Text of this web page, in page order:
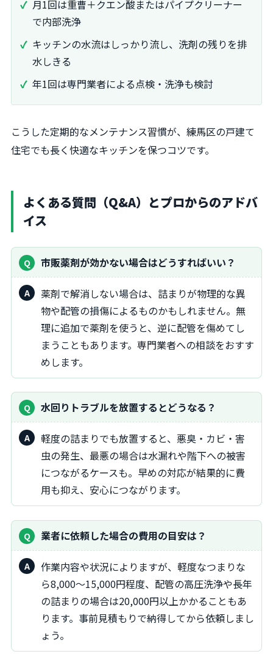
月1回は重曹＋クエン酸またはパイプクリーナー
で内部洗浄
キッチンの水流はしっかり流し、洗剤の残りを排
水しきる
年1回は専門業者による点検・洗浄も検討
こうした定期的なメンテナンス習慣が、練馬区の戸建て
住宅でも長く快適なキッチンを保つコツです。
よくある質問（Q&A）とプロからのアドバ
イス
市販薬剤が効かない場合はどうすればいい？
薬剤で解消しない場合は、詰まりが物理的な異
物や配管の損傷によるものかもしれません。無
理に追加で薬剤を使うと、逆に配管を傷めてし
まうこともあります。専門業者への相談をおすす
めします。
水回りトラブルを放置するとどうなる？
軽度の詰まりでも放置すると、悪臭・カビ・害
虫の発生、最悪の場合は水漏れや階下への被害
につながるケースも。早めの対応が結果的に費
用も抑え、安心につながります。
業者に依頼した場合の費用の目安は？
作業内容や状況によりますが、軽度なつまりな
ら8,000～15,000円程度、配管の高圧洗浄や長年
の詰まりの場合は20,000円以上かかることもあ
ります。事前見積もりで納得してから依頼しまし
ょう。